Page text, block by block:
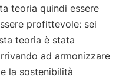
teoria quindi essere
profittevole: sei
teoria è stata
ad armonizzare
e la sostenibilità